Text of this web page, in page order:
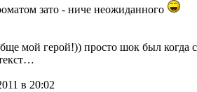
зато - ниче неожиданного
мой герой!)) просто шок был когда
в 20:02